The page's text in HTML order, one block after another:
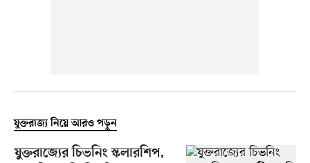
যুক্তরাজ্য নিয়ে আরও পড়ুন
যুক্তরাজ্যের চিভনিং স্কলারশিপ,